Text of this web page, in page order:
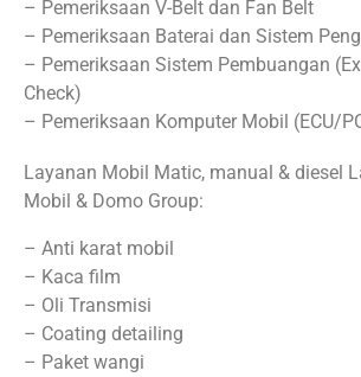
– Pemeriksaan V-Belt dan Fan Belt
– Pemeriksaan Baterai dan Sistem
– Pemeriksaan Sistem Pembuangan
Check)
– Pemeriksaan Komputer Mobil (ECU/
Layanan Mobil Matic, manual & diesel
Mobil & Domo Group:
– Anti karat mobil
– Kaca film
– Oli Transmisi
– Coating detailing
– Paket wangi